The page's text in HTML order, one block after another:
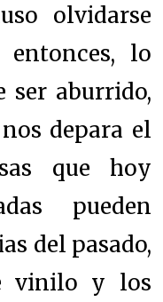
olvidarse
entonces, lo
ser aburrido,
depara el
que hoy
pueden
del pasado,
vinilo y los